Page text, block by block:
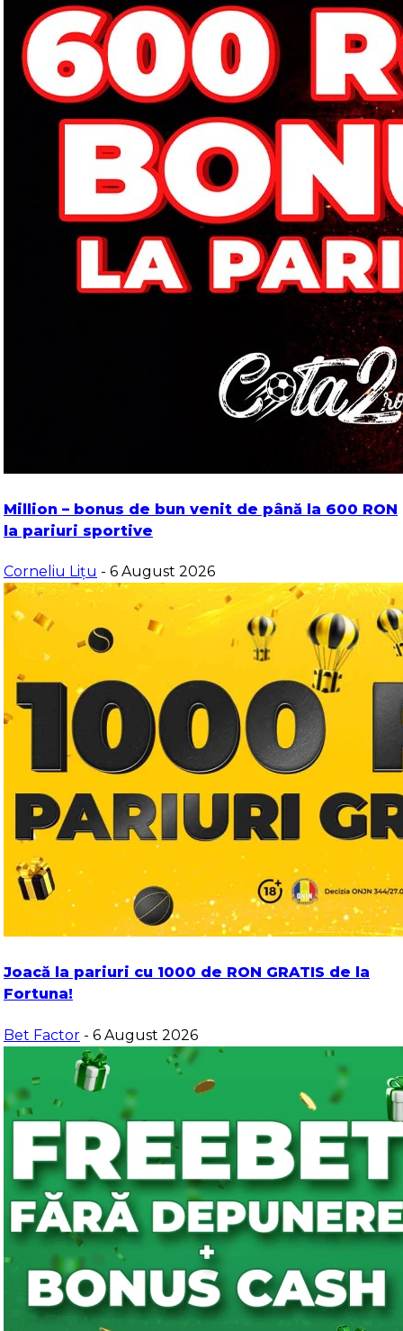
Million – bonus de bun venit de până la 600 RON
la pariuri sportive
Corneliu Lițu - 6 August 2026
Joacă la pariuri cu 1000 de RON GRATIS de la
Fortuna!
Bet Factor - 6 August 2026